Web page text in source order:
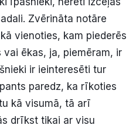
Zvērināta notāre
vienoties, kam piederēs
ēkas, ja, piemēram, ir
ir ieinteresēti tur
paredz, ka rīkoties
kā visumā, tā arī
drīkst tikai ar visu